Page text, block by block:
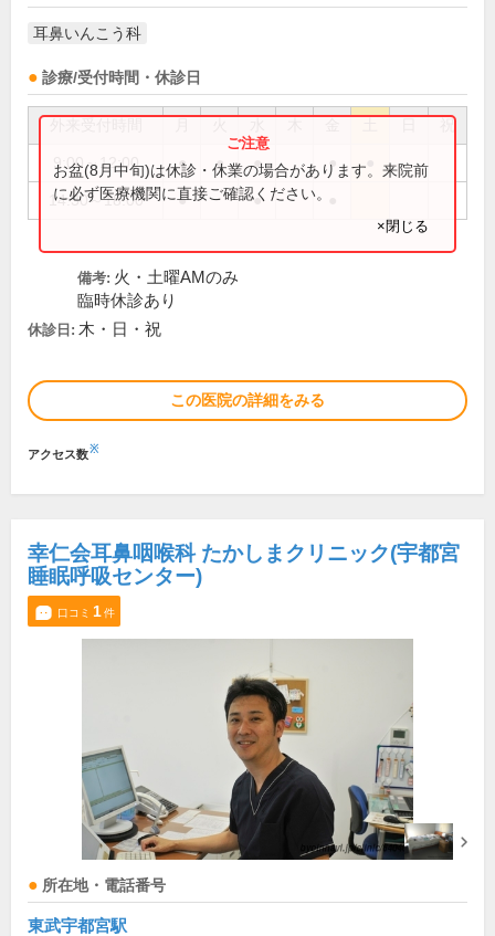
耳鼻いんこう科
診療/受付時間・休診日
祝
9:00～12:00 ● ● ● ●
14:30～18:00 ● ●
お盆(8月中旬)は休診・休業の場合があります。来院前
に必ず医療機関に直接ご確認ください。
×閉じる
備考: 火・土曜AMのみ
臨時休診あり
休診日: 木・日・祝
この医院の詳細をみる
アクセス数※
幸仁会耳鼻咽喉科 たかしまクリニック(宇都宮
睡眠呼吸センター)
口コミ 1件
所在地・電話番号
東武宇都宮駅